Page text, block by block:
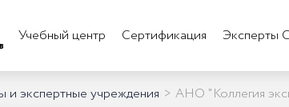
Учебный центр Сертификация Эксперты
и экспертные учреждения > АНО "Коллегия